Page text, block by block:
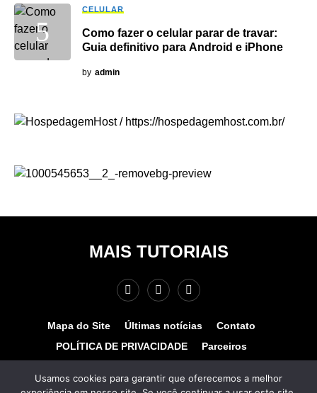
CELULAR
Como fazer o celular parar de travar:
Guia definitivo para Android e iPhone
by admin
MAIS TUTORIAIS
Mapa do Site Últimas notícias
Contato
POLÍTICA DE PRIVACIDADE
Parceiros
Usamos cookies para garantir que oferecemos a melhor